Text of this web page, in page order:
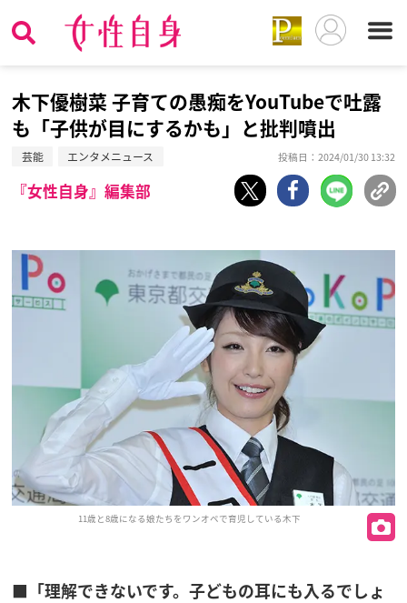
木下優樹菜 子育ての愚痴をYouTubeで吐露
も「子供が目にするかも」と批判噴出
芸能 エンタメニュース 投稿日：2024/01/30 13:32
『女性自身』編集部
11歳と8歳になる娘たちをワンオペで育児している木下
■「理解できないです。子どもの耳にも入るでしょ